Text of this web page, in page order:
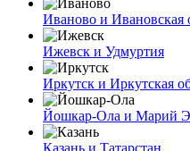
Иваново и Ивановская
Ижевск и Удмуртия
Иркутск и Иркутская
Йошкар-Ола и Марий
Казань и Татарстан